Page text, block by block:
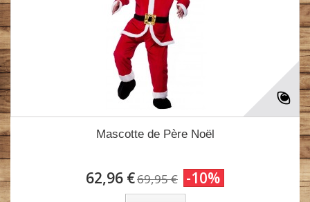
Mascotte de Père Noël
62,96 €69,95 € -10%